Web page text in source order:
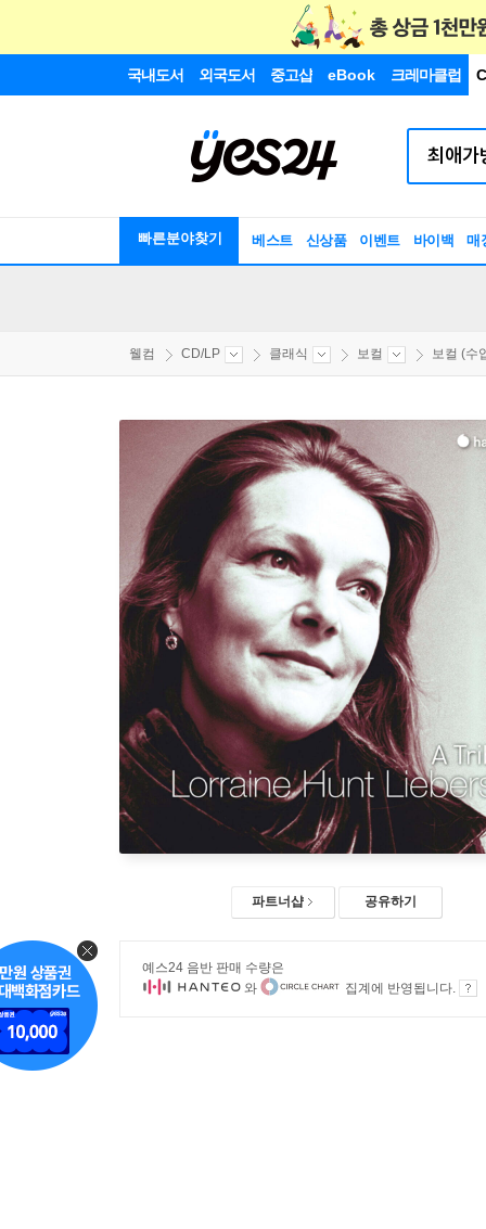
국내도서 외국도서 중고샵 eBook 크레마클럽
빠른분야찾기 베스트 신상품 이벤트 바이백 매
웰컴 CD/LP 클래식 보컬 보컬 (수
파트너샵 공유하기
예스24 음반 판매 수량은
와
집계에 반영됩니다.